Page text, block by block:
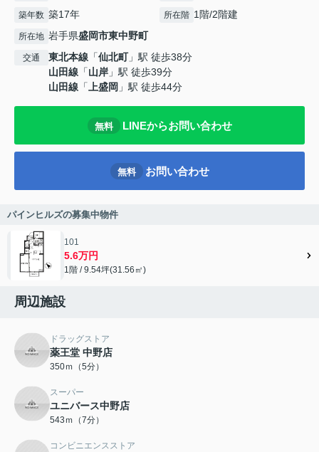
築年数 築17年 所在階 1階/2階建
所在地 岩手県盛岡市東中野町
交通 東北本線 「仙北町」駅 徒歩38分
山田線 「山岸 」駅 徒歩39分
山田線 「上盛岡 」駅 徒歩44分
無料 LINEからお問い合わせ
無料 お問い合わせ
パインヒルズの募集中物件
101
5.6万円
1階 / 9.54坪(31.56㎡)
周辺施設
ドラッグストア
薬王堂 中野店
350ｍ（5分）
スーパー
ユニバース中野店
543ｍ（7分）
コンビニエンスストア